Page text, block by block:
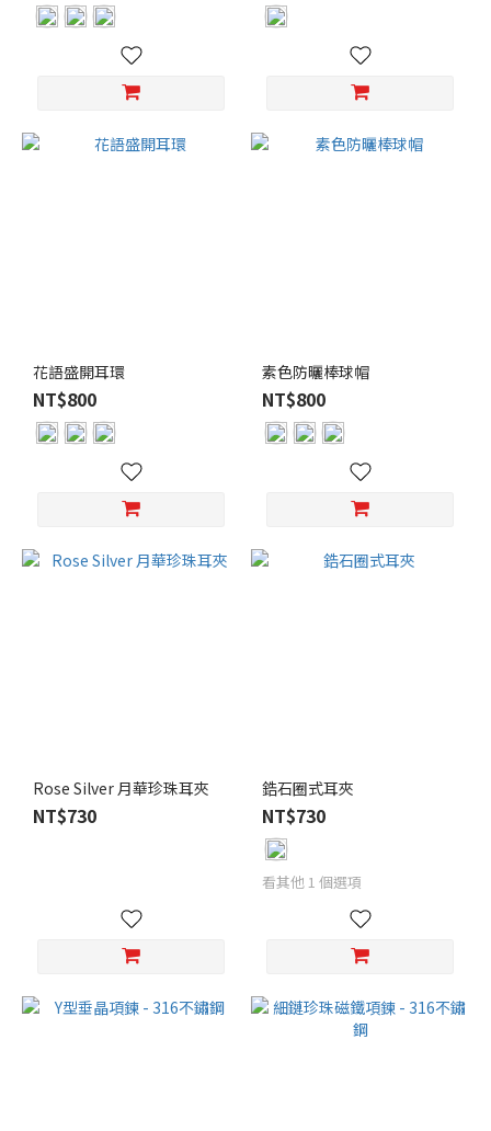
花語盛開耳環
NT$800
素色防曬棒球帽
NT$800
Rose Silver 月華珍珠耳夾
NT$730
鋯石圈式耳夾
NT$730
看其他 1 個選項